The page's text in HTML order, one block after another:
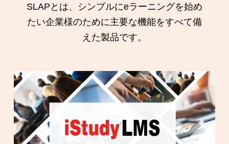
SLAPとは、シンプルにeラーニングを始め
たい企業様のために主要な機能をすべて備
えた製品です。